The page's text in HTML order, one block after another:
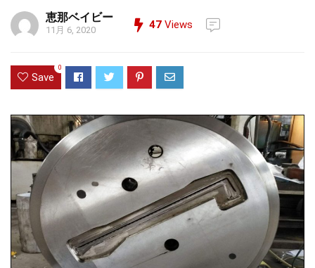
恵那ベイビー
11月 6, 2020 47 Views
Save
0